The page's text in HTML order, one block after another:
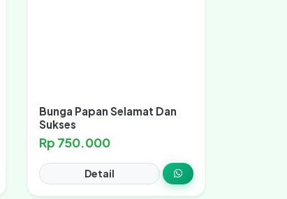
Bunga Papan Selamat Dan
Sukses
Rp 750.000
Detail